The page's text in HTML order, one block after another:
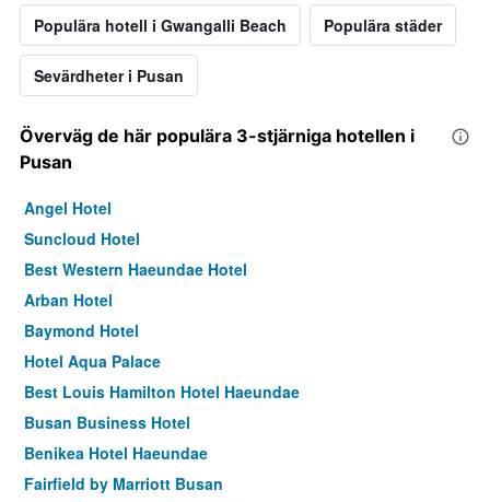
Populära hotell i Gwangalli Beach Populära städer
Sevärdheter i Pusan
Överväg de här populära 3-stjärniga hotellen i
Pusan
Angel Hotel
Suncloud Hotel
Best Western Haeundae Hotel
Arban Hotel
Baymond Hotel
Hotel Aqua Palace
Best Louis Hamilton Hotel Haeundae
Busan Business Hotel
Benikea Hotel Haeundae
Fairfield by Marriott Busan